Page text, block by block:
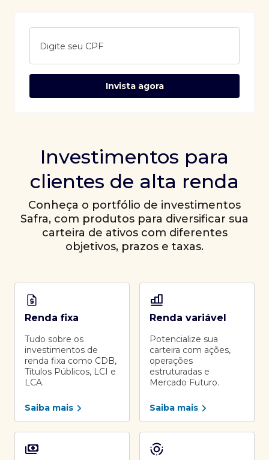
Digite seu CPF
Invista agora
Investimentos para
clientes de alta renda
Conheça o portfólio de investimentos
Safra, com produtos para diversificar sua
carteira de ativos com diferentes
objetivos, prazos e taxas.
Renda fixa
Tudo sobre os
investimentos de
renda fixa como CDB,
Títulos Públicos, LCI e
LCA.
Saiba mais
Renda variável
Potencialize sua
carteira com ações,
operações
estruturadas e
Mercado Futuro.
Saiba mais